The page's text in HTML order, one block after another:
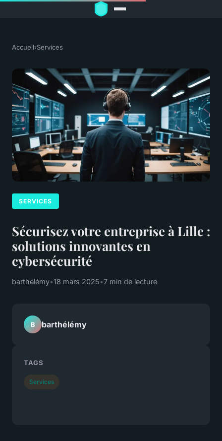
Accueil›Services
SERVICES
Sécurisez votre entreprise à Lille :
solutions innovantes en
cybersécurité
barthélémy•18 mars 2025•7 min de lecture
B barthélémy
TAGS
Services